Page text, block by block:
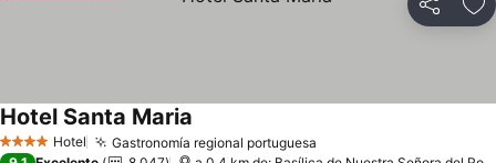
Compartir
4 EstrellasHotel Gastronomía regional portuguesa
Hotel Santa Maria